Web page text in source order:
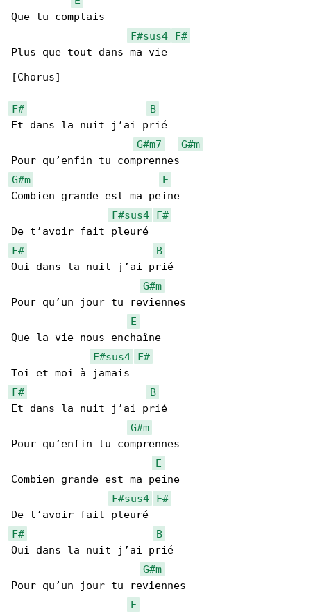
Que tu comptais
F#sus4
F#
Plus que tout dans ma vie
[Chorus]
F#
B
Et dans la nuit j’ai prié
G#m7
G#m
G#m
E
Combien grande est ma peine
F#sus4
F#
F#
B
Oui dans la nuit j’ai prié
G#m
Pour qu’un jour tu reviennes
E
Que la vie nous enchaîne
F#sus4
F#
F#
B
Et dans la nuit j’ai prié
G#m
Pour qu’enfin tu comprennes
E
Combien grande est ma peine
F#sus4
F#
F#
B
Oui dans la nuit j’ai prié
G#m
Pour qu’un jour tu reviennes
E